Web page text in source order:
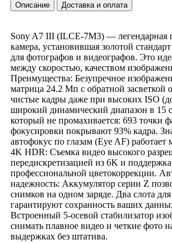
Описание Доставка и оплата
Sony A7 III (ILCE-7M3) — легендарная
камера, установившая золотой
для фотографов и видеографов. Это
между скоростью, качеством
Преимущества: Безупречное
матрица 24.2 Мп с обратной засветкой
чистые кадры даже при высоких ISO
широкий динамический диапазон в 15
который не промахивается: 693 точки
фокусировки покрывают 93% кадра.
автофокус по глазам (Eye AF)
4K HDR: Съемка видео высокого
передискретизацией из 6K и
профессиональной цветокоррекции.
надежность: Аккумулятор серии Z
снимков на одном заряде. Два слота
гарантируют сохранность ваших
Встроенный 5-осевой стабилизатор
снимать плавное видео и четкие фото
выдержках без штатива.